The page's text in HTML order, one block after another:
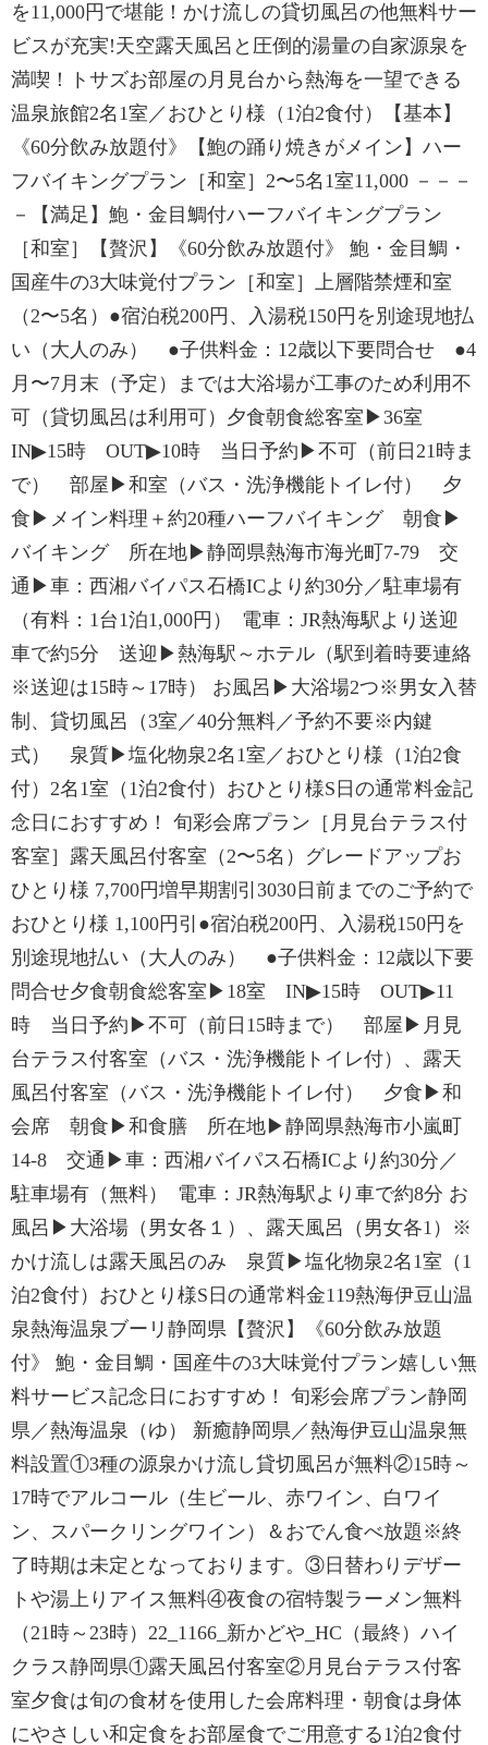
を11,000円で堪能！かけ流しの貸切風呂の他無料サー
ビスが充実!天空露天風呂と圧倒的湯量の自家源泉を
満喫！トサズお部屋の月見台から熱海を一望できる
温泉旅館2名1室／おひとり様（1泊2食付）【基本】
《60分飲み放題付》【鮑の踊り焼きがメイン】ハー
フバイキングプラン［和室］2〜5名1室11,000 －－－
－【満足】鮑・金目鯛付ハーフバイキングプラン
［和室］【贅沢】《60分飲み放題付》 鮑・金目鯛・
国産牛の3大味覚付プラン［和室］上層階禁煙和室
（2〜5名）●宿泊税200円、入湯税150円を別途現地払
い（大人のみ） ●子供料金：12歳以下要問合せ ●4
月〜7月末（予定）までは大浴場が工事のため利用不
可（貸切風呂は利用可）夕食朝食総客室▶36室
IN▶15時 OUT▶10時 当日予約▶不可（前日21時ま
で） 部屋▶和室（バス・洗浄機能トイレ付） 夕
食▶メイン料理＋約20種ハーフバイキング 朝食▶
バイキング 所在地▶静岡県熱海市海光町7-79 交
通▶車：西湘バイパス石橋ICより約30分／駐車場有
（有料：1台1泊1,000円） 電車：JR熱海駅より送迎
車で約5分 送迎▶熱海駅～ホテル（駅到着時要連絡
※送迎は15時～17時） お風呂▶大浴場2つ※男女入替
制、貸切風呂（3室／40分無料／予約不要※内鍵
式） 泉質▶塩化物泉2名1室／おひとり様（1泊2食
付）2名1室（1泊2食付）おひとり様S日の通常料金記
念日におすすめ！ 旬彩会席プラン［月見台テラス付
客室］露天風呂付客室（2〜5名）グレードアップお
ひとり様 7,700円増早期割引3030日前までのご予約で
おひとり様 1,100円引●宿泊税200円、入湯税150円を
別途現地払い（大人のみ） ●子供料金：12歳以下要
問合せ夕食朝食総客室▶18室 IN▶15時 OUT▶11
時 当日予約▶不可（前日15時まで） 部屋▶月見
台テラス付客室（バス・洗浄機能トイレ付）、露天
風呂付客室（バス・洗浄機能トイレ付） 夕食▶和
会席 朝食▶和食膳 所在地▶静岡県熱海市小嵐町
14-8 交通▶車：西湘バイパス石橋ICより約30分／
駐車場有（無料） 電車：JR熱海駅より車で約8分 お
風呂▶大浴場（男女各１）、露天風呂（男女各1）※
かけ流しは露天風呂のみ 泉質▶塩化物泉2名1室（1
泊2食付）おひとり様S日の通常料金119熱海伊豆山温
泉熱海温泉ブーリ静岡県【贅沢】《60分飲み放題
付》 鮑・金目鯛・国産牛の3大味覚付プラン嬉しい無
料サービス記念日におすすめ！ 旬彩会席プラン静岡
県／熱海温泉（ゆ） 新癒静岡県／熱海伊豆山温泉無
料設置①3種の源泉かけ流し貸切風呂が無料②15時～
17時でアルコール（生ビール、赤ワイン、白ワイ
ン、スパークリングワイン）＆おでん食べ放題※終
了時期は未定となっております。③日替わりデザー
トや湯上りアイス無料④夜食の宿特製ラーメン無料
（21時～23時）22_1166_新かどや_HC（最終）ハイ
クラス静岡県①露天風呂付客室②月見台テラス付客
室夕食は旬の食材を使用した会席料理・朝食は身体
にやさしい和定食をお部屋食でご用意する1泊2食付